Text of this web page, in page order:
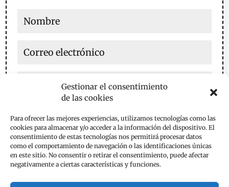
Gestionar el consentimiento
de las cookies
Para ofrecer las mejores experiencias, utilizamos tecnologías como las
cookies para almacenar y/o acceder a la información del dispositivo. El
consentimiento de estas tecnologías nos permitirá procesar datos
como el comportamiento de navegación o las identificaciones únicas
en este sitio. No consentir o retirar el consentimiento, puede afectar
negativamente a ciertas características y funciones.
navegador para la próxima vez que comente.
Enviar comentario